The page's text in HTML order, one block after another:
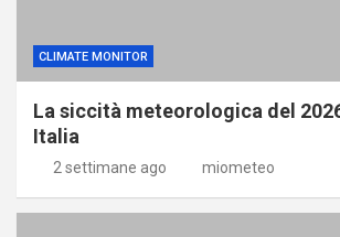
CLIMATE MONITOR
La siccità meteorologica del
Italia
2 settimane ago miometeo